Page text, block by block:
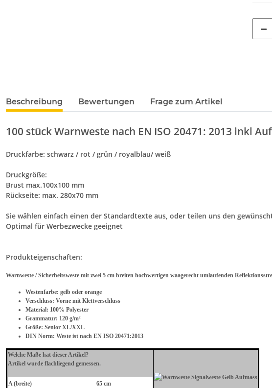
Beschreibung Bewertungen Frage zum Artikel
100 stück Warnweste nach EN ISO 20471: 2013 inkl
Druckfarbe: schwarz / rot / grün / royalblau/ weiß
Druckgröße:
Brust max.100x100 mm
Rückseite: max. 280x70 mm
Sie wählen einfach einen der Standardtexte aus, oder teilen uns den
Optimal für Werbezwecke geeignet
Produkteigenschaften:
Warnweste / Sicherheitsweste mit zwei 5 cm breiten hochwertigen waagerecht umlaufenden
Westenfarbe: gelb oder orange
Verschluss: Vorne mit Klettverschluss
Material: 100% Polyester
Grammatur: 120 g/m²
Größe: Senior XL/XXL
DIN Norm: Weste ist nach EN ISO 20471:2013
Welche Maße hat dieser Artikel?
Artikel wurde flachliegend gemessen.
A (breite)
65 cm
Abschluss Geschenk
9,90 € -12,90 €* 4,72 € -9,38 €*
8,49